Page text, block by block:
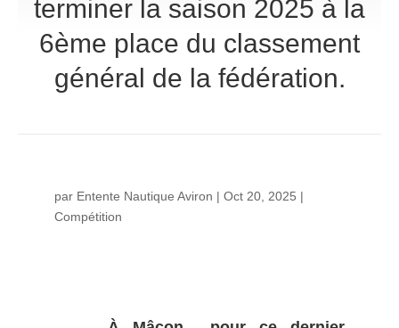
terminer la saison 2025 à la
6ème place du classement
général de la fédération.
par Entente Nautique Aviron | Oct 20, 2025 |
Compétition